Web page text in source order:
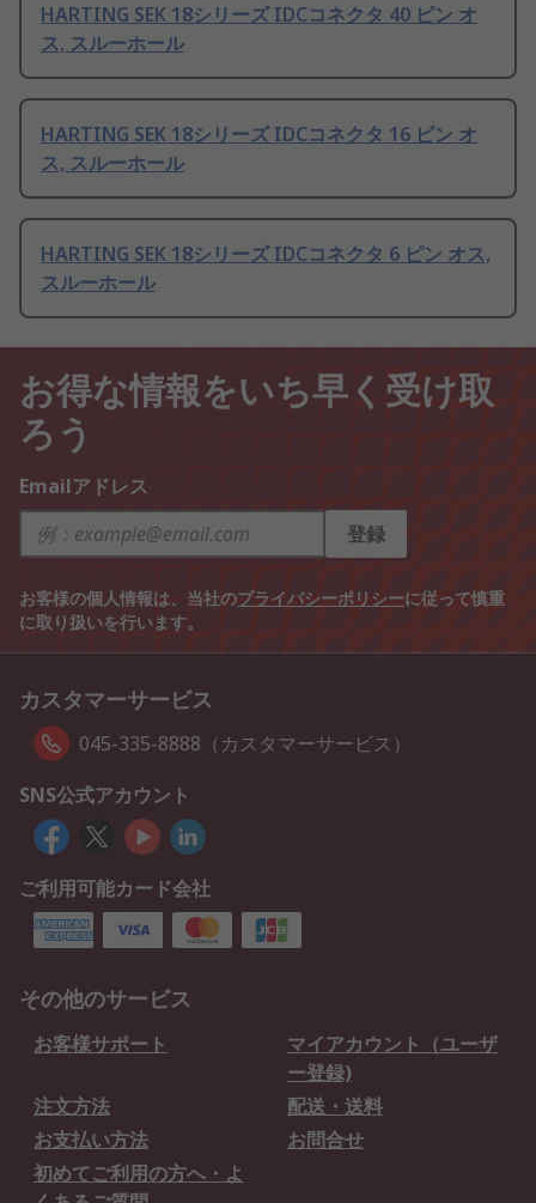
HARTING SEK 18シリーズ IDCコネクタ 40 ピン オ
ス, スルーホール
HARTING SEK 18シリーズ IDCコネクタ 16 ピン オ
ス, スルーホール
HARTING SEK 18シリーズ IDCコネクタ 6 ピン オス,
スルーホール
お得な情報をいち早く受け取
ろう
Emailアドレス
登録
お客様の個人情報は、当社のプライバシーポリシーに従って慎重
に取り扱いを行います。
カスタマーサービス
045-335-8888（カスタマーサービス）
SNS公式アカウント
ご利用可能カード会社
その他のサービス
お客様サポート
マイアカウント（ユーザ
ー登録)
注文方法
配送・送料
お支払い方法
お問合せ
初めてご利用の方へ・よ